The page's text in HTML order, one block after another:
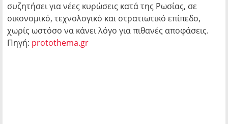
συζητήσει για νέες κυρώσεις κατά της Ρωσίας, σε
οικονομικό, τεχνολογικό και στρατιωτικό επίπεδο,
χωρίς ωστόσο να κάνει λόγο για πιθανές αποφάσεις.
Πηγή: protothema.gr